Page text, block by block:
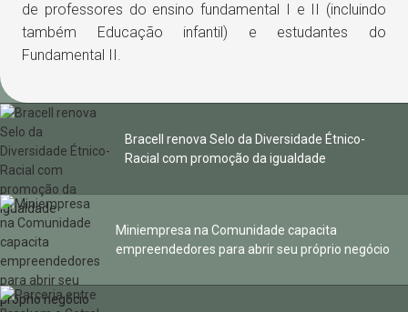
de professores do ensino fundamental I e II (incluindo
também Educação infantil) e estudantes do
Fundamental II.
Bracell renova Selo da Diversidade Étnico-
Racial com promoção da igualdade
Miniempresa na Comunidade capacita
empreendedores para abrir seu próprio negócio